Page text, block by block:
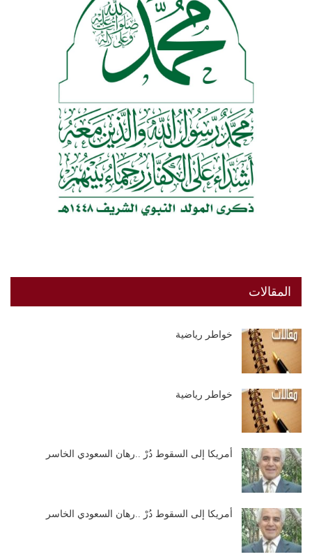
المقالات
خواطر رياضية
خواطر رياضية
أمريكا إلى السقوط دُرْ ..رهان السعودي الخاسر
أمريكا إلى السقوط دُرْ ..رهان السعودي الخاسر